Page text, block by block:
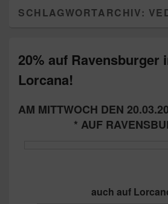
SCHLAGWORTARCHIV:
20% auf Ravensburger
Lorcana!
AM MITTWOCH DEN
* AUF
auch auf